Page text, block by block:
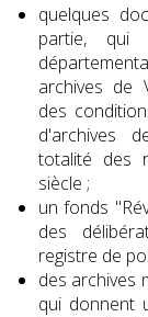
quelques
partie, qui
archives de
des
d'archives
totalité des
siècle ;
un fonds
des
registre de
des archives
qui donnent